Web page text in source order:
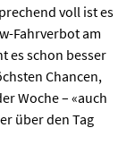
voll ist es
Fahrverbot am
es schon besser
Chancen,
Woche – «auch
über den Tag